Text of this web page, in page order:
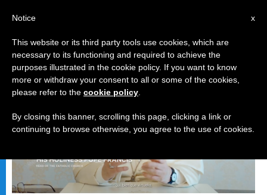
رسالة
x
Notice
This website or its third party tools use cookies, which are
necessary to its functioning and required to achieve the
purposes illustrated in the cookie policy. If you want to know
more or withdraw your consent to all or some of the cookies,
please refer to the cookie policy
By closing this banner, scrolling this page, clicking a link or
continuing to browse otherwise, you agree to the use of cookies.